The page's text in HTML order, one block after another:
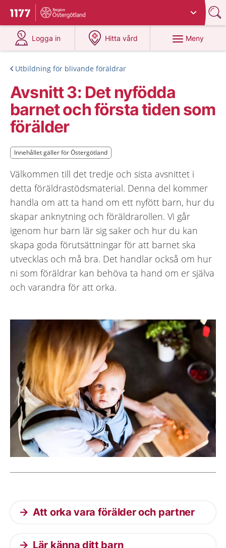
Till startsidan för 1177
Du har valt region
Logga in
på 1177.se
Hitta vård
på 1177.se
Meny
Utbildning för blivande föräldrar
Avsnitt 3: Det nyfödda
barnet och första tiden som
förälder
Innehållet gäller för Östergötland
Innehållet gäller för Östergötland
Välkommen till det tredje och sista avsnittet i
detta föräldrastödsmaterial. Denna del kommer
handla om att ta hand om ett nyfött barn, hur du
skapar anknytning och föräldrarollen. Vi går
igenom hur barn lär sig saker och hur du kan
skapa goda förutsättningar för att barnet ska
utvecklas och må bra. Det handlar också om hur
ni som föräldrar kan behöva ta hand om er själva
och varandra för att orka.
Aktuella artiklar
Att orka vara förälder och partner
Lär känna ditt barn